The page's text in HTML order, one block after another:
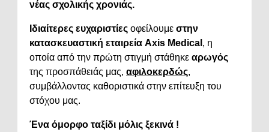
νέας σχολικής χρονιάς.
Ιδιαίτερες ευχαριστίες οφείλουμε στην
κατασκευαστική εταιρεία Axis Medical , η
οποία από την πρώτη στιγμή στάθηκε αρωγός
της προσπάθειάς μας, αφιλοκερδώς,
συμβάλλοντας καθοριστικά στην επίτευξη του
στόχου μας.
Ένα όμορφο ταξίδι μόλις ξεκινά !